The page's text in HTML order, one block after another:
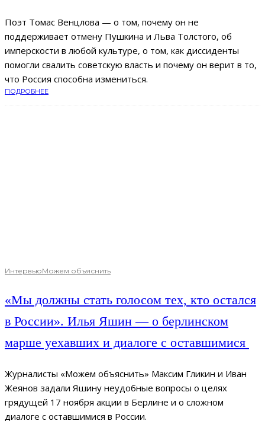
Поэт Томас Венцлова — о том, почему он не
поддерживает отмену Пушкина и Льва Толстого, об
имперскости в любой культуре, о том, как диссиденты
помогли свалить советскую власть и почему он верит в то,
что Россия способна измениться.
ПОДРОБНЕЕ
ИнтервьюМожем объяснить
«Мы должны стать голосом тех, кто остался
в России». Илья Яшин — о берлинском
марше уехавших и диалоге с оставшимися
Журналисты «Можем объяснить» Максим Гликин и Иван
Жеянов задали Яшину неудобные вопросы о целях
грядущей 17 ноября акции в Берлине и о сложном
диалоге с оставшимися в России.